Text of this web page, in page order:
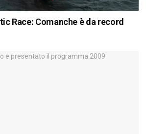
Race: Comanche è da record